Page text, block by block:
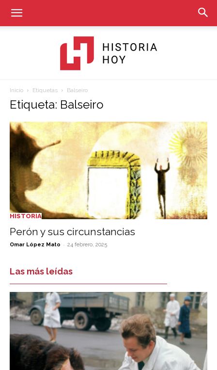
Inicio Etiquetas Balseiro
Etiqueta: Balseiro
HISTORIA
Perón y sus circunstancias
Omar López Mato - 24 febrero, 2025
Las más leídas